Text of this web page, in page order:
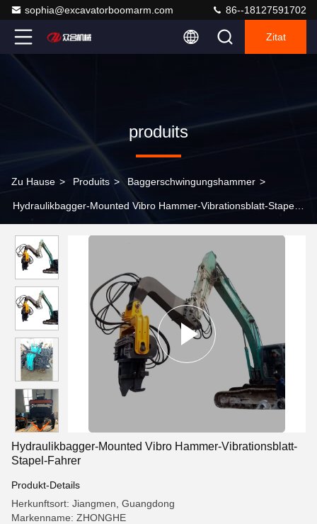
sophia@excavatorboomarm.com 86--18127591702
Zitat
produits
Zu Hause > Produits > Baggerschwingungshammer >
Hydraulikbagger-Mounted Vibro Hammer-Vibrationsblatt-Stapel-
Hydraulikbagger-Mounted Vibro Hammer-Vibrationsblatt-
Stapel-Fahrer
Produkt-Details
Herkunftsort: Jiangmen, Guangdong
Markenname: ZHONGHE